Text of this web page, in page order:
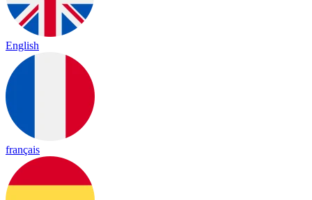
English
français